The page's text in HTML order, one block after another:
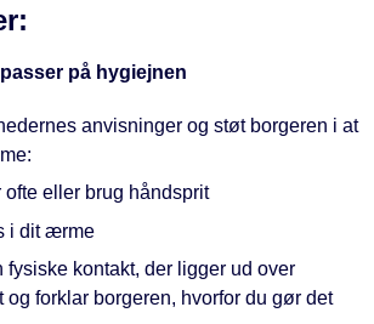
på hygiejnen
anvisninger og støt borgeren i at
eller brug håndsprit
i dit ærme
kontakt, der ligger ud over
og forklar borgeren, hvorfor du gør det